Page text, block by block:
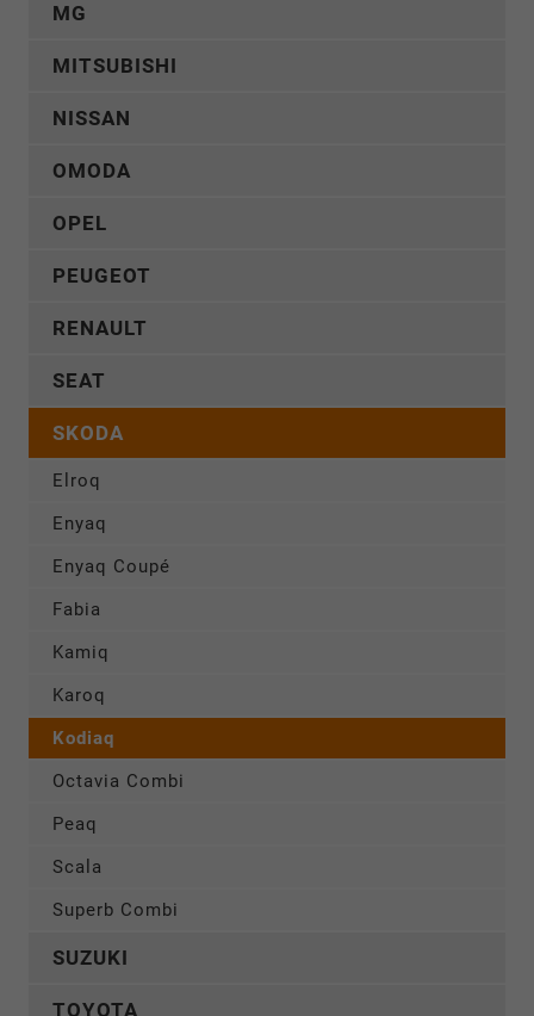
MG
MITSUBISHI
NISSAN
OMODA
OPEL
PEUGEOT
RENAULT
SEAT
SKODA
Elroq
Enyaq
Enyaq Coupé
Fabia
Kamiq
Karoq
Kodiaq
Octavia Combi
Peaq
Scala
Superb Combi
SUZUKI
TOYOTA